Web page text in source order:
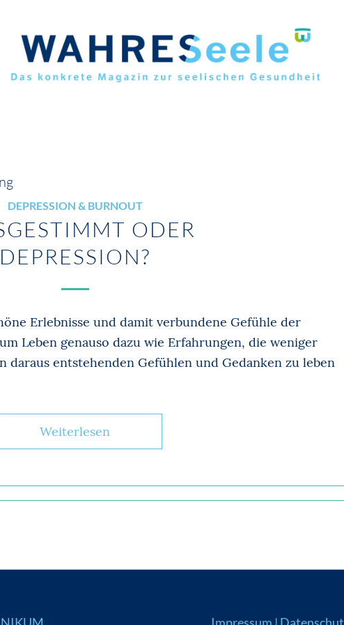
DEPRESSION & BURNOUT
ODER
DEPRESSION?
Erlebnisse und damit verbundene Gefühle der
Leben genauso dazu wie Erfahrungen, die weniger
daraus entstehenden Gefühlen und Gedanken zu leben
Weiterlesen
Impressum |